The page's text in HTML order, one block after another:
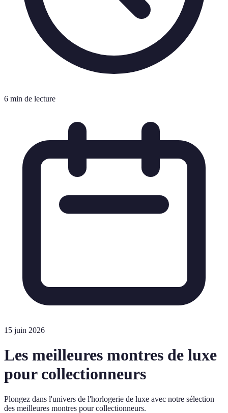
6 min de lecture
15 juin 2026
Les meilleures montres de luxe
pour collectionneurs
Plongez dans l'univers de l'horlogerie de luxe avec notre sélection
des meilleures montres pour collectionneurs.